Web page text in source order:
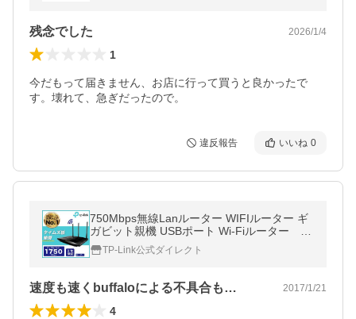
残念でした 2026/1/4
1
今だもって届きません、お店に行って買うと良かったで
す。壊れて、急ぎだったので。
違反報告 いいね 0
750Mbps無線Lanルーター WIFIルーター ギ
ガビット親機 USBポート Wi-Fiルーター Ar
cher C7 V5最新モデル
TP-Link公式ダイレクト
速度も速くbuffaloによる不具合も… 2017/1/21
4